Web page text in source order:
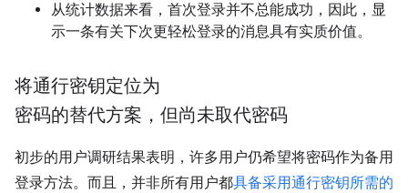
从统计数据来看，首次登录并不总能成功，因此，显
示一条有关下次更轻松登录的消息具有实质价值。
将通行密钥定位为
密码的替代方案，但尚未取代密码
初步的用户调研结果表明，许多用户仍希望将密码作为备用
登录方法。而且，并非所有用户都具备采用通行密钥所需的